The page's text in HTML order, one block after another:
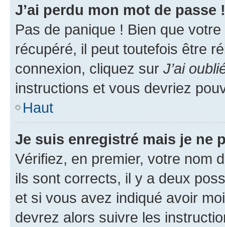
J’ai perdu mon mot de passe !
Pas de panique ! Bien que
récupéré, il peut toutefois être
connexion, cliquez sur J’ai
instructions et vous devriez
Haut
Je suis enregistré mais je ne
Vérifiez, en premier, votre nom
ils sont corrects, il y a deux
et si vous avez indiqué avoir
devrez alors suivre les